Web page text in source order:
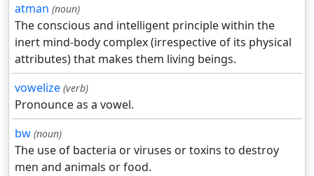
atman (noun)
The conscious and intelligent principle within the
inert mind-body complex (irrespective of its physical
attributes) that makes them living beings.
vowelize (verb)
Pronounce as a vowel.
bw (noun)
The use of bacteria or viruses or toxins to destroy
men and animals or food.